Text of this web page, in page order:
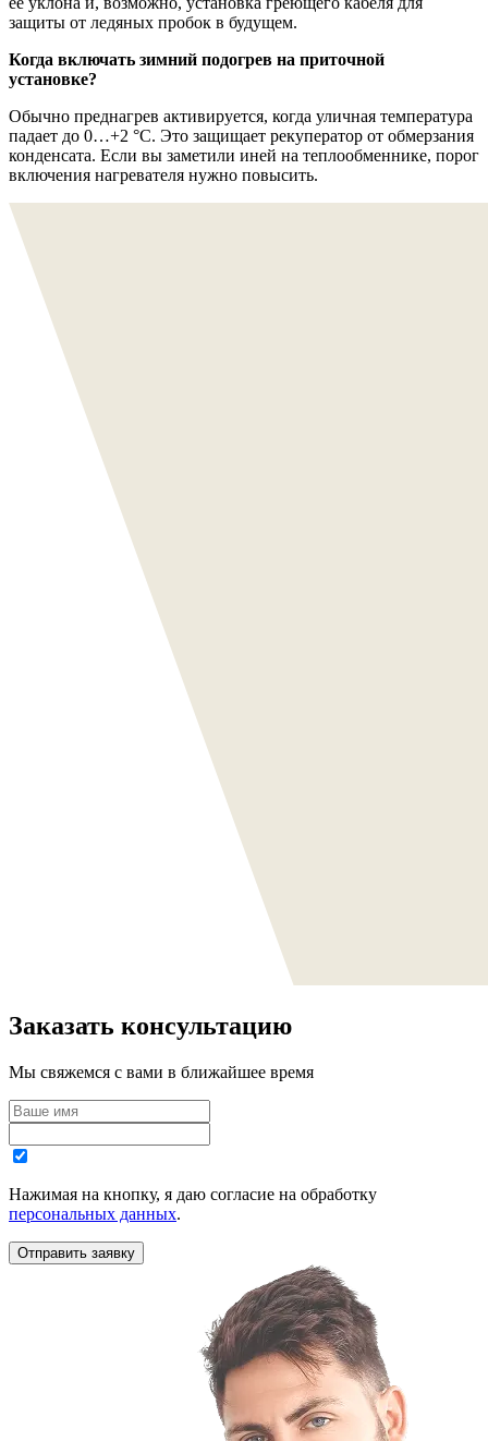
защиты от ледяных пробок в будущем.
Когда включать зимний подогрев на приточной
установке?
Обычно преднагрев активируется, когда уличная температура
падает до 0…+2 °C. Это защищает рекуператор от обмерзания
конденсата. Если вы заметили иней на теплообменнике, порог
включения нагревателя нужно повысить.
Заказать консультацию
Мы свяжемся с вами в ближайшее время
Нажимая на кнопку, я даю согласие на обработку
персональных данных.